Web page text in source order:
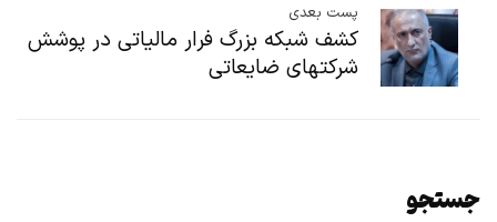
پست بعدی
کشف شبکه بزرگ فرار مالیاتی در پوشش
شرکتهای ضایعاتی
جستجو